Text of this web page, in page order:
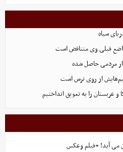
سیاه
قبلی وی متناقض است
مردمی حاصل شده
از روی ترس است
عربستان را به تعویق انداختیم
می آید! +فیلم وعکس